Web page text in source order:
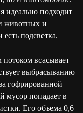
идеально подходит
животных и
подсветка.
всасывает
выбрасыванию
гофрированной
мусор попадает в
Его объема 0,6